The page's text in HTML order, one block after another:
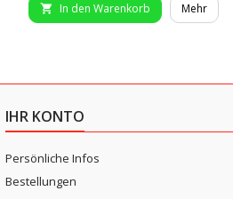
 In den Warenkorb Mehr
IHR KONTO
Persönliche Infos
Bestellungen